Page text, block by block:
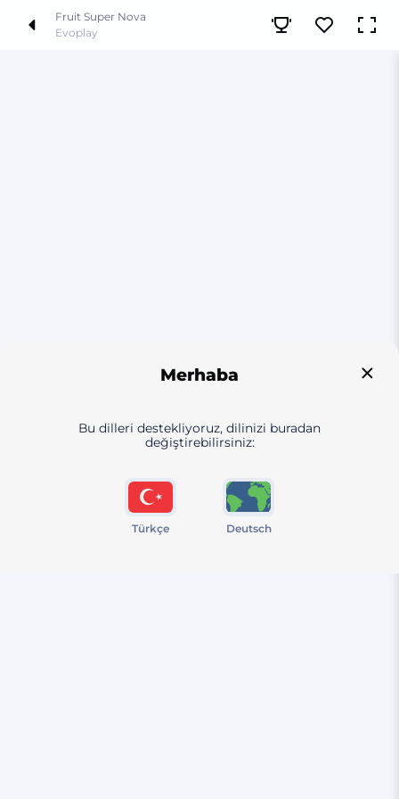
Fruit Super Nova
Evoplay
Merhaba
Bu dilleri destekliyoruz, dilinizi buradan
değiştirebilirsiniz:
Türkçe Deutsch